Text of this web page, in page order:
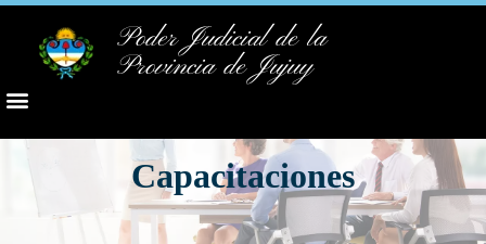
Poder Judicial de la
Provincia de Jujuy
Capacitaciones